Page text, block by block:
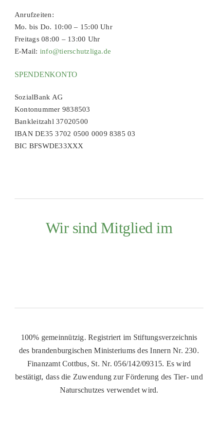
Anrufzeiten:
Mo. bis Do. 10:00 – 15:00 Uhr
Freitags 08:00 – 13:00 Uhr
E-Mail: info@tierschutzliga.de
SPENDENKONTO
SozialBank AG
Kontonummer 9838503
Bankleitzahl 37020500
IBAN DE35 3702 0500 0009 8385 03
BIC BFSWDE33XXX
Wir sind Mitglied im
100% gemeinnützig. Registriert im Stiftungsverzeichnis
des brandenburgischen Ministeriums des Innern Nr. 230.
Finanzamt Cottbus, St. Nr. 056/142/09315. Es wird
bestätigt, dass die Zuwendung zur Förderung des Tier- und
Naturschutzes verwendet wird.